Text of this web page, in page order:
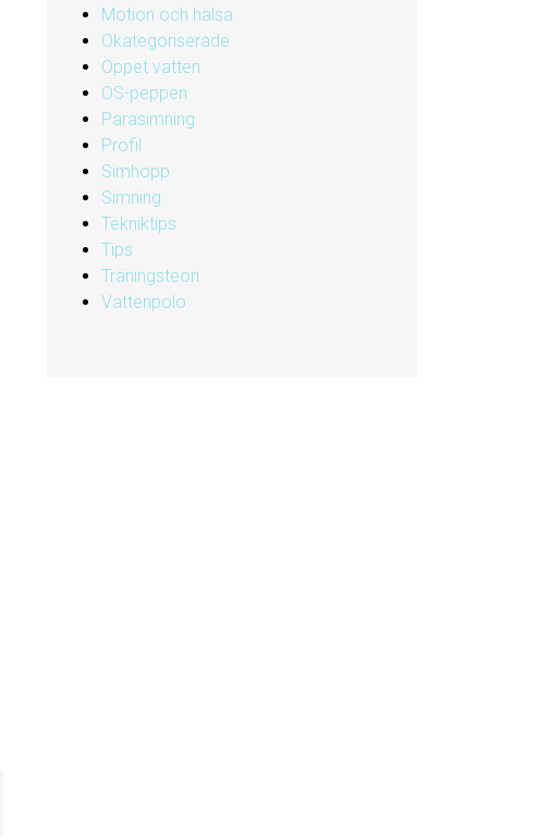
Motion och hälsa
Okategoriserade
Öppet vatten
OS-peppen
Parasimning
Profil
Simhopp
Simning
Tekniktips
Tips
Träningsteori
Vattenpolo